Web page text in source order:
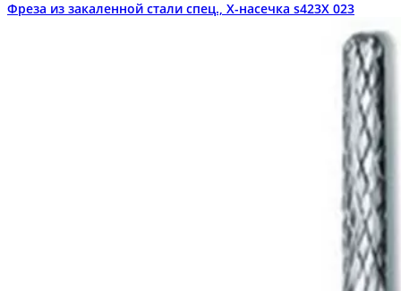
Фреза из закаленной стали спец., Х-насечка s423X 023